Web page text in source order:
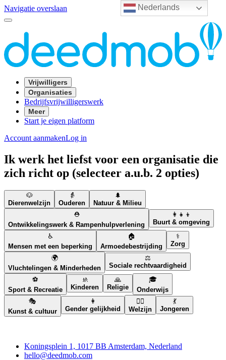
Nederlands
Navigatie overslaan
Vrijwilligers
Organisaties
Bedrijfsvrijwilligerswerk
Meer
Start je eigen platform
Account aanmakenLog in
Ik werk het liefst voor een organisatie die
zich richt op (selecteer a.u.b. 2 opties)
🐶
Dierenwelzijn
👵
Ouderen
🌲
Natuur & Milieu
⛑️
Ontwikkelingswerk & Rampenhulpverlening
👩‍👧‍👦
Buurt & omgeving
♿
Mensen met een beperking
🏠
Armoedebestrijding
⚕️
Zorg
🌍
Vluchtelingen & Minderheden
⚖️
Sociale rechtvaardigheid
⚽
Sport & Recreatie
🚸
Kinderen
🙏
Religie
🎓
Onderwijs
🎭
Kunst & cultuur
👩
Gender gelijkheid
🧘‍♀️
Welzijn
💃
Jongeren
Koningsplein 1, 1017 BB Amsterdam, Nederland
hello@deedmob.com